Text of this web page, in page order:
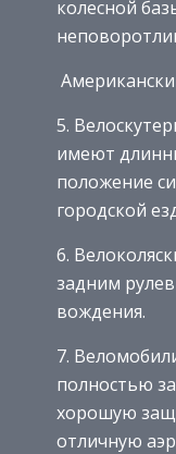
колесной
5.
имеют
положение
городской
6.
задним
вождения.
7.
полностью
хорошую
отличную